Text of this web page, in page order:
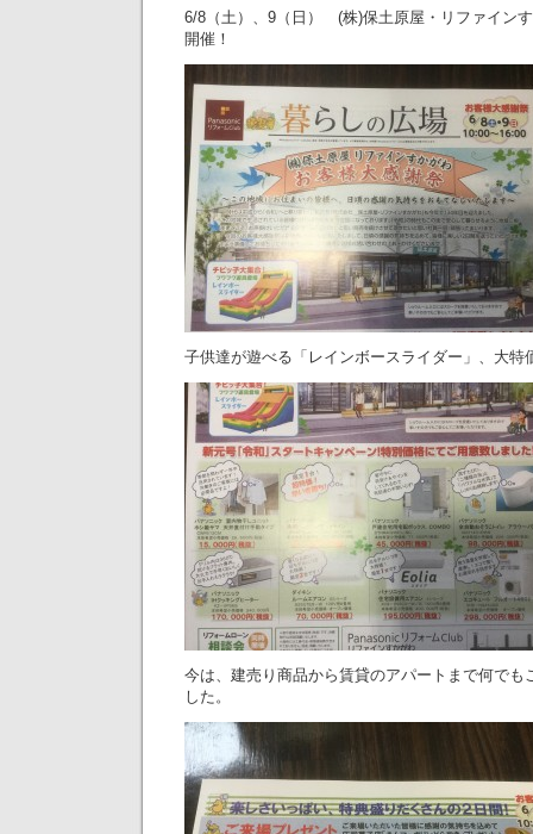
6/8（土）、9（日） (株)保土原屋・リファイン
開催！
子供達が遊べる「レインボースライダー」、大特
今は、建売り商品から賃貸のアパートまで何でも
した。